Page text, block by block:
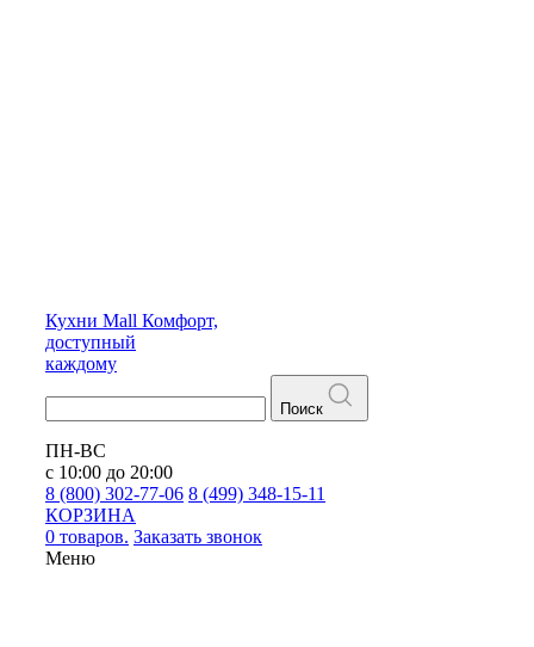
Кухни Mall Комфорт,
доступный
каждому
Поиск
ПН-ВС
с 10:00 до 20:00
8 (800) 302-77-06 8 (499) 348-15-11
КОРЗИНА
0 товаров. Заказать звонок
Меню